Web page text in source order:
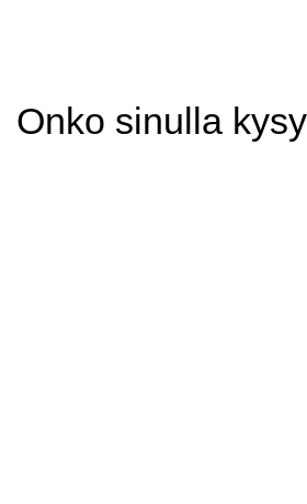
Onko sinulla